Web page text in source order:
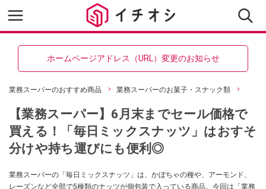
ホームページアドレス（URL）変更のお知らせ
業務スーパーのおすすめ商品 業務スーパーのお菓子・スナック類
【業務スーパー】6月末までセール価格で
買える！「毎日ミックスナッツ」はおすそ
分けや持ち運びにも便利◎
業務スーパーの「毎日ミックスナッツ」は、かぼちゃの種や、アーモンド、
レーズンなど全部で5種類のナッツが個包装で入っている商品。今回は「業務